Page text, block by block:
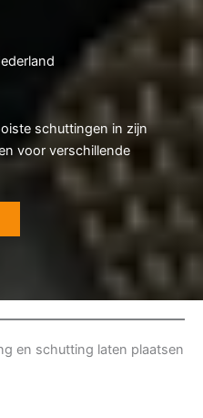
schuttingen in zijn
voor verschillende
en schutting laten plaatsen